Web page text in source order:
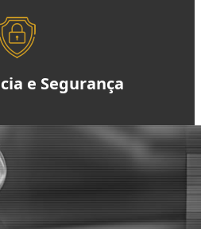
e Segurança